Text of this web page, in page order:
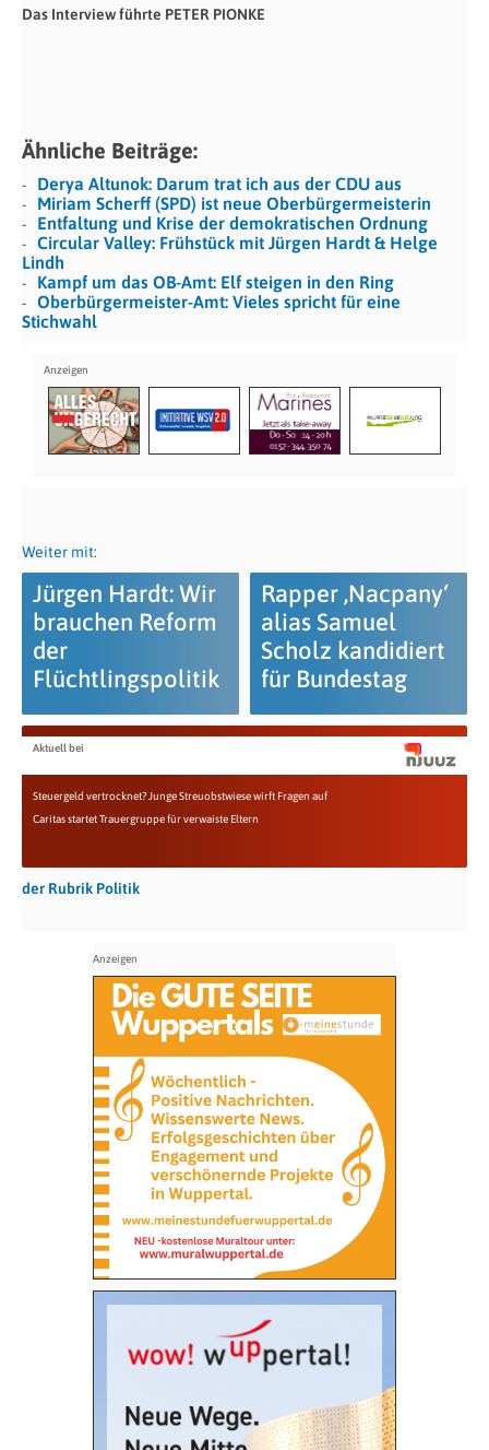
Das Interview führte PETER PIONKE
Ähnliche Beiträge:
Derya Altunok: Darum trat ich aus der CDU aus
Miriam Scherff (SPD) ist neue Oberbürgermeisterin
Entfaltung und Krise der demokratischen Ordnung
Circular Valley: Frühstück mit Jürgen Hardt & Helge
Lindh
Kampf um das OB-Amt: Elf steigen in den Ring
Oberbürgermeister-Amt: Vieles spricht für eine
Stichwahl
Weiter mit:
Jürgen Hardt: Wir
brauchen Reform
der
Flüchtlingspolitik
Rapper ‚Nacpany‘
alias Samuel
Scholz kandidiert
für Bundestag
Aktuell bei
Steuergeld vertrocknet? Junge Streuobstwiese wirft Fragen auf
Caritas startet Trauergruppe für verwaiste Eltern
der Rubrik Politik